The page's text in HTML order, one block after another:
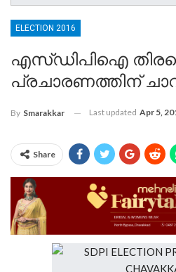
ELECTION 2016
എസ്ഡിപിഐ
പ്രചാരണത്തിന്
By Smarakkar Last updated Apr 5,
Share